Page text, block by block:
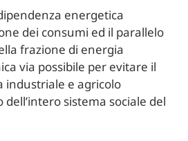
energetica
dei consumi ed il parallelo
frazione di energia
via possibile per evitare il
industriale e agricolo
dell’intero sistema sociale del